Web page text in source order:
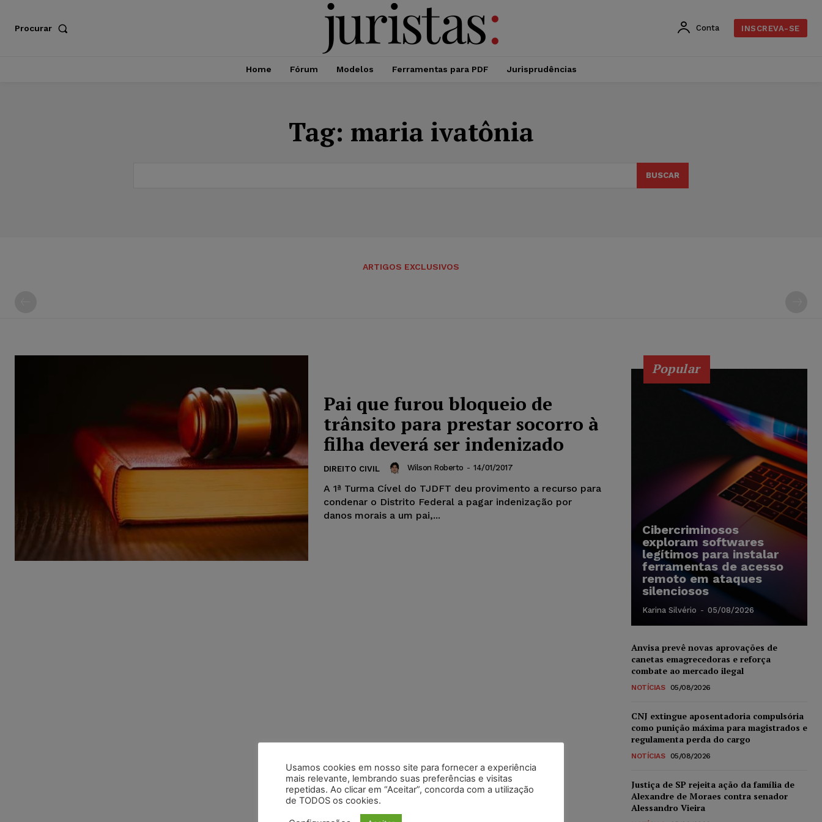
Procurar Conta INSCREVA-SE
Home Fórum Modelos Ferramentas para PDF Jurisprudências
Tag: maria ivatônia
BUSCAR
ARTIGOS EXCLUSIVOS
Pai que furou bloqueio de
trânsito para prestar socorro à
filha deverá ser indenizado
DIREITO CIVIL Wilson Roberto - 14/01/2017
A 1ª Turma Cível do TJDFT deu provimento a recurso para
condenar o Distrito Federal a pagar indenização por
danos morais a um pai,...
Popular
Cibercriminosos
exploram softwares
legítimos para instalar
ferramentas de acesso
remoto em ataques
silenciosos
Karina Silvério - 05/08/2026
Anvisa prevê novas aprovações de
canetas emagrecedoras e reforça
combate ao mercado ilegal
NOTÍCIAS 05/08/2026
CNJ extingue aposentadoria compulsória
como punição máxima para magistrados e
regulamenta perda do cargo
NOTÍCIAS 05/08/2026
Justiça de SP rejeita ação da família de
Alexandre de Moraes contra senador
Alessandro Vieira
Usamos cookies em nosso site para fornecer a experiência
mais relevante, lembrando suas preferências e visitas
repetidas. Ao clicar em “Aceitar”, concorda com a utilização
de TODOS os cookies.